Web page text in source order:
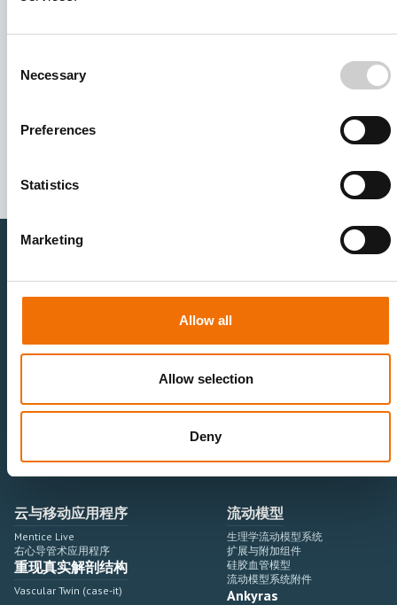
Selection
Necessary
Preferences
Statistics
Marketing
Allow all
Allow selection
Deny
I agree to allow Mentice to store and process my personal
data. See our
for details or to opt-out at any
外周血管领域
产品使用
研究与开发
销售与市场营销
专业教育
开发流程
血管造影设备集成 虚拟模拟
云与移动应用程序
Mentice Live
右心导管术应用程序
重现真实解剖结构
Vascular Twin (case-it)
流动模型
生理学流动模型系统
扩展与附加组件
硅胶血管模型
流动模型系统附件
Ankyras